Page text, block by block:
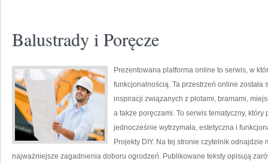
Balustrady i Poręcze
Prezentowana platforma online to serwis, w
funkcjonalnością. Ta przestrzeń online
inspiracji związanych z płotami, bramami,
a także poręczami. To serwis tematyczny,
jednocześnie wytrzymała, estetyczna i
Projekty DIY. Na tej stronie czytelnik odnajdzie
najważniejsze zagadnienia doboru ogrodzeń. Publikowane teksty opisują